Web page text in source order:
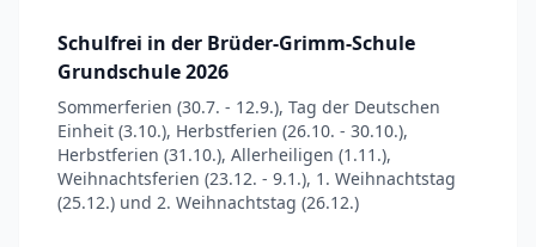
Schulfrei in der Brüder-Grimm-Schule
Grundschule 2026
Sommerferien (30.7. - 12.9.), Tag der Deutschen
Einheit (3.10.), Herbstferien (26.10. - 30.10.),
Herbstferien (31.10.), Allerheiligen (1.11.),
Weihnachtsferien (23.12. - 9.1.), 1. Weihnachtstag
(25.12.) und 2. Weihnachtstag (26.12.)